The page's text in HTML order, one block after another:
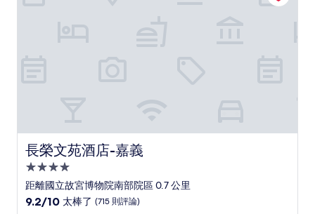
長榮文苑酒店-嘉義
長榮文苑酒店-嘉義
4.0
星
級
距離國立故宮博物院南部院區 0.7 公里
9.2
9.2/10 太棒了 (715 則評論)